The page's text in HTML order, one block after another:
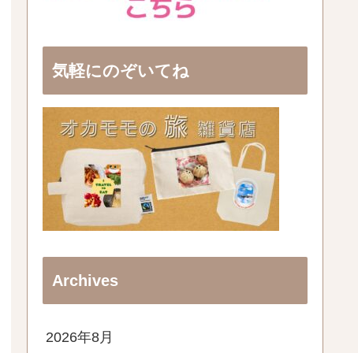
気軽にのぞいてね
Archives
2026年8月